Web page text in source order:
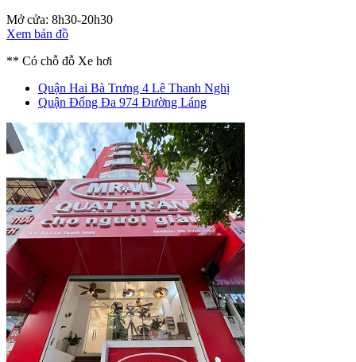
Mở cửa: 8h30-20h30
Xem bản đồ
** Có chỗ đỗ Xe hơi
Quận Hai Bà Trưng 4 Lê Thanh Nghị
Quận Đống Đa 974 Đường Láng